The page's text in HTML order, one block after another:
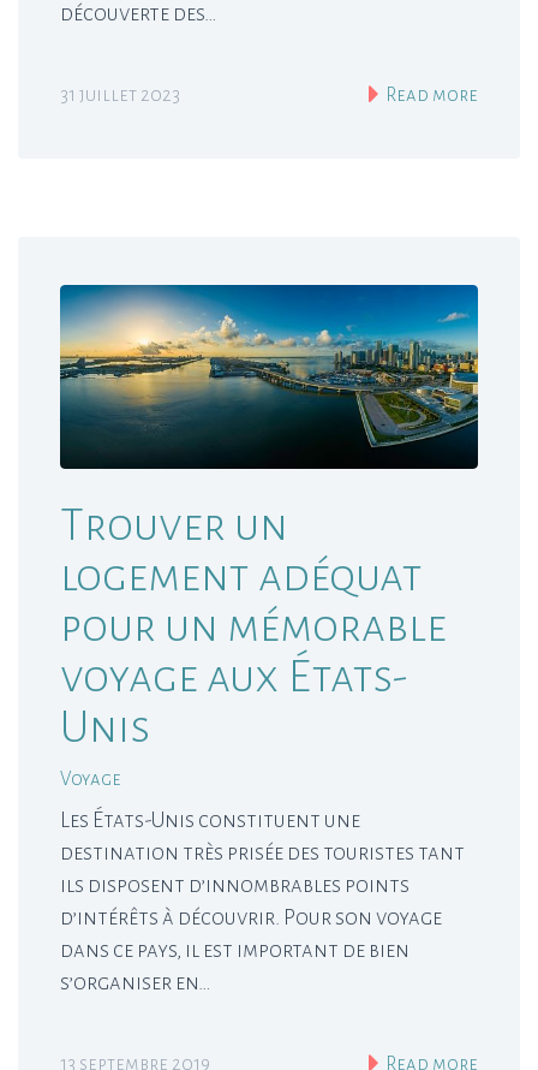
découverte des…
31 juillet 2023 Read more
Trouver un
logement adéquat
pour un mémorable
voyage aux États-
Unis
Voyage
Les États-Unis constituent une
destination très prisée des touristes tant
ils disposent d’innombrables points
d’intérêts à découvrir. Pour son voyage
dans ce pays, il est important de bien
s’organiser en…
13 septembre 2019 Read more